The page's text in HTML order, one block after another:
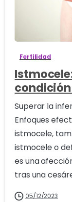
Fertilidad
Superar la
Enfoques
istmocele,
istmocele o
es una
tras una
05/12/2023